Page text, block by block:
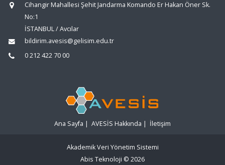
Cihangir Mahallesi Şehit Jandarma Komando Er Hakan Öner Sk.
No:1
İSTANBUL / Avcılar
bildirim.avesis@gelisim.edu.tr
0 212 422 70 00
Ana Sayfa | AVESİS Hakkında | İletişim
Akademik Veri Yönetim Sistemi
Abis Teknoloji © 2026